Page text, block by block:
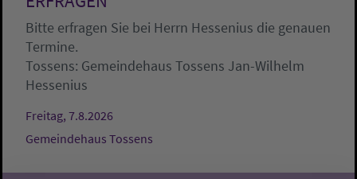
Bitte erfragen Sie bei Herrn Hessenius die genauen
Termine.
Tossens: Gemeindehaus Tossens Jan-Wilhelm
Hessenius
Freitag, 7.8.2026
Gemeindehaus Tossens